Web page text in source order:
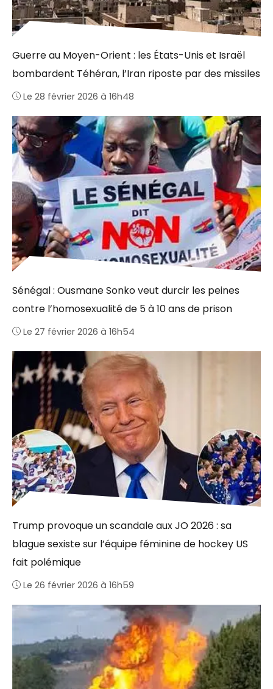
Guerre au Moyen-Orient : les États-Unis et Israël
bombardent Téhéran, l’Iran riposte par des missiles
Le 28 février 2026 à 16h48
Sénégal : Ousmane Sonko veut durcir les peines
contre l’homosexualité de 5 à 10 ans de prison
Le 27 février 2026 à 16h54
Trump provoque un scandale aux JO 2026 : sa
blague sexiste sur l’équipe féminine de hockey US
fait polémique
Le 26 février 2026 à 16h59